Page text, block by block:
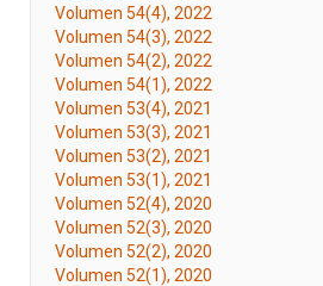
Volumen 54(4), 2022
Volumen 54(3), 2022
Volumen 54(2), 2022
Volumen 54(1), 2022
Volumen 53(4), 2021
Volumen 53(3), 2021
Volumen 53(2), 2021
Volumen 53(1), 2021
Volumen 52(4), 2020
Volumen 52(3), 2020
Volumen 52(2), 2020
Volumen 52(1), 2020